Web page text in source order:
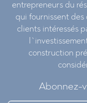
entrepreneurs du
qui fournissent des
clients intéressés
construction
Abonnez-